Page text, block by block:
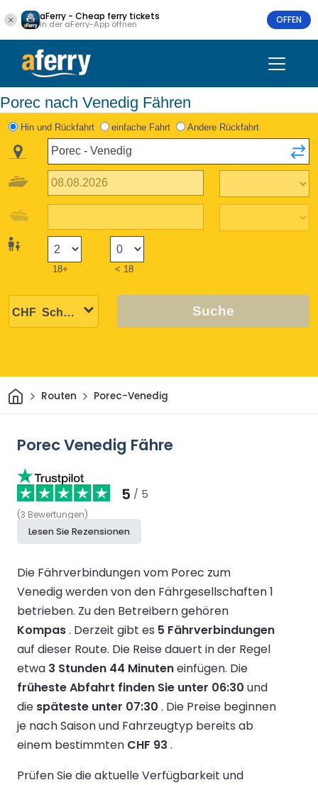
aFerry - Cheap ferry tickets
In der aFerry-App öffnen OFFEN
Porec nach Venedig Fähren
Hin und Rückfahrt einfache Fahrt Andere Rückfahrt
18+ < 18
Suche
HeimRouten Porec-Venedig
Porec Venedig Fähre
5 / 5
(3 Bewertungen)
Lesen Sie Rezensionen
Die Fährverbindungen vom Porec zum
Venedig werden von den Fährgesellschaften 1
betrieben. Zu den Betreibern gehören
Kompas. Derzeit gibt es 5 Fährverbindungen
auf dieser Route. Die Reise dauert in der Regel
etwa 3 Stunden 44 Minuteneinfügen. Die
früheste Abfahrt finden Sie unter 06:30 und
die späteste unter 07:30 . Die Preise beginnen
je nach Saison und Fahrzeugtyp bereits ab
einem bestimmten CHF 93 .
Prüfen Sie die aktuelle Verfügbarkeit und